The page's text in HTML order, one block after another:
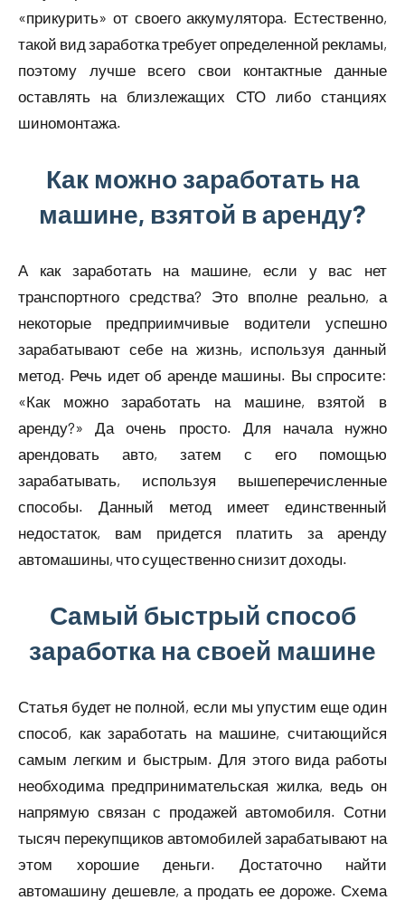
«прикурить» от своего аккумулятора. Естественно,
такой вид заработка требует определенной рекламы,
поэтому лучше всего свои контактные данные
оставлять на близлежащих СТО либо станциях
шиномонтажа.
Как можно заработать на
машине, взятой в аренду?
А как заработать на машине, если у вас нет
транспортного средства? Это вполне реально, а
некоторые предприимчивые водители успешно
зарабатывают себе на жизнь, используя данный
метод. Речь идет об аренде машины. Вы спросите:
«Как можно заработать на машине, взятой в
аренду?» Да очень просто. Для начала нужно
арендовать авто, затем с его помощью
зарабатывать, используя вышеперечисленные
способы. Данный метод имеет единственный
недостаток, вам придется платить за аренду
автомашины, что существенно снизит доходы.
Самый быстрый способ
заработка на своей машине
Статья будет не полной, если мы упустим еще один
способ, как заработать на машине, считающийся
самым легким и быстрым. Для этого вида работы
необходима предпринимательская жилка, ведь он
напрямую связан с продажей автомобиля. Сотни
тысяч перекупщиков автомобилей зарабатывают на
этом хорошие деньги. Достаточно найти
автомашину дешевле, а продать ее дороже. Схема